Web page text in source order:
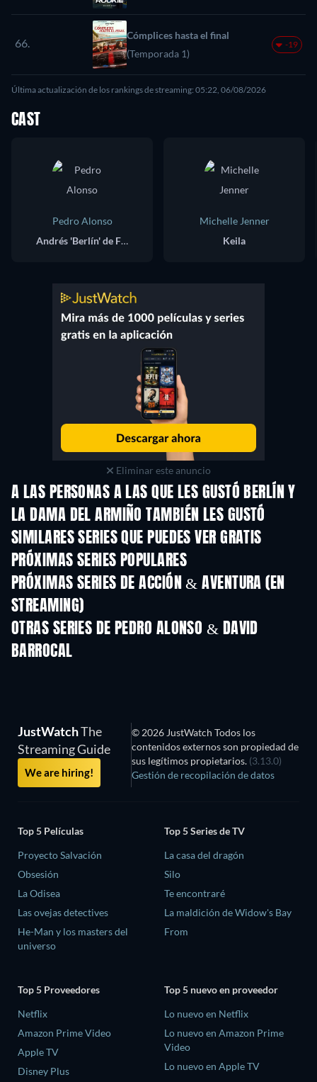
66.
Cómplices hasta el final
(Temporada 1)
-19
Última actualización de los rankings de streaming: 05:22, 06/08/2026
CAST
Pedro Alonso
Andrés 'Berlín' de Fonollosa
Michelle Jenner
Keila
Eliminar este anuncio
A LAS PERSONAS A LAS QUE LES GUSTÓ BERLÍN Y
LA DAMA DEL ARMIÑO TAMBIÉN LES GUSTÓ
TV TV
SIMILARES SERIES QUE PUEDES VER GRATIS
TV TV
PRÓXIMAS SERIES POPULARES
TV
PRÓXIMAS SERIES DE ACCIÓN & AVENTURA (EN
STREAMING)Temporada 2
OTRAS SERIES DE PEDRO ALONSO & DAVID
BARROCAL
JustWatchThe
Streaming Guide
We are hiring!
© 2026 JustWatch Todos los
contenidos externos son propiedad de
sus legítimos propietarios. (3.13.0)
Gestión de recopilación de datos
Top 5 Películas
Proyecto Salvación
Obsesión
La Odisea
Las ovejas detectives
He-Man y los masters del
universo
Top 5 Series de TV
La casa del dragón
Silo
Te encontraré
La maldición de Widow's Bay
From
Top 5 Proveedores
Netflix
Amazon Prime Video
Apple TV
Disney Plus
Top 5 nuevo en proveedor
Lo nuevo en Netflix
Lo nuevo en Amazon Prime
Video
Lo nuevo en Apple TV